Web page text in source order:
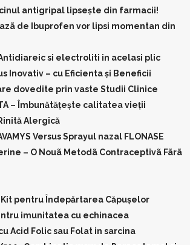
antigripal lipsește din farmacii!
de Ibuprofen vor lipsi momentan din
Antidiareic si electroliti in acelasi plic
Inovativ – cu Eficienta și Beneficii
dovedite prin vaste Studii Clinice
– Îmbunătățește calitatea vieţii
Alergică
Versus Sprayul nazal FLONASE
– O Nouã Metodã Contraceptivã Fãrã
Kit pentru Îndepărtarea Căpușelor
imunitatea cu echinacea
Acid Folic sau Folat in sarcina